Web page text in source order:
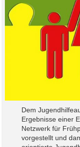
Dem
Ergebnisse einer
Netzwerk für
vorgestellt und